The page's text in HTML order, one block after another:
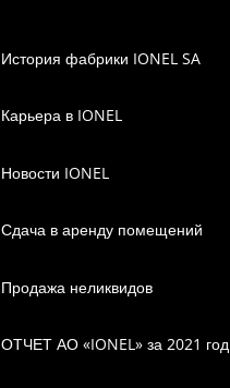
История фабрики IONEL SA
Карьера в IONEL
Новости IONEL
Сдача в аренду помещений
Продажа неликвидов
ОТЧЕТ АО «IONEL» за 2021 год